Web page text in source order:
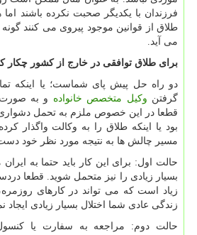
فرزندان با یکدیگر صحبت نکرده باشند اما
طلاق از قوانین موجود پیروی می کنند
می آید.
برای طلاق توافقی در خارج از کشور چکار
دو راه حل پیش پای شماست؛ یا اینکه
گرفتن وکیل متخصص خانواده و به
قطعا در این خصوص ملزم به تحمل دشواری
بود یا اینکه طلاق را به وکالت واگذار
مسیر چالش ها به نتیجه مورد نظر خود دست
حالت اول: برای این کار باید حتما به
بسیار زیادی را نیز متحمل شوید. قطعا
زیاد است که می تواند در کارهای
زندگی عادی شما اختلال بسیار زیادی ایجاد
حالت دوم: مراجعه به سفارت یا